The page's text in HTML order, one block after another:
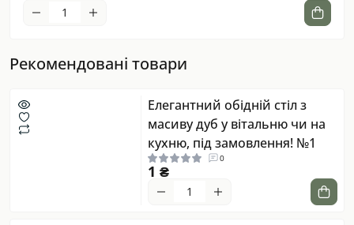
Рекомендовані товари
Елегантний обідній стіл з
масиву дуб у вітальню чи на
кухню, під замовлення! №1
0
1 ₴